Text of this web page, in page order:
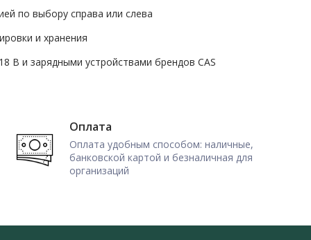
по выбору справа или слева
и хранения
В и зарядными устройствами брендов CAS
Оплата
Оплата удобным способом: наличные,
банковской картой и безналичная для
организаций